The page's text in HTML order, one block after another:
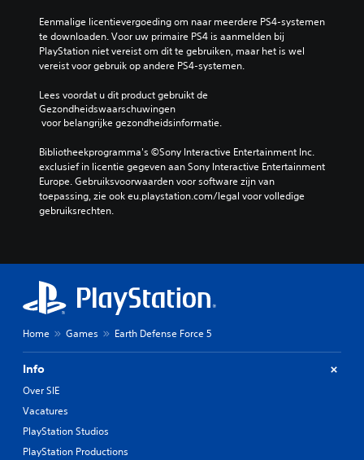
Eenmalige licentievergoeding om naar meerdere PS4-systemen
te downloaden. Voor uw primaire PS4 is aanmelden bij
PlayStation niet vereist om dit te gebruiken, maar het is wel
vereist voor gebruik op andere PS4-systemen.
Lees voordat u dit product gebruikt de
Gezondheidswaarschuwingen
voor belangrijke gezondheidsinformatie.
Bibliotheekprogramma's ©Sony Interactive Entertainment Inc.
exclusief in licentie gegeven aan Sony Interactive Entertainment
Europe. Gebruiksvoorwaarden voor software zijn van
toepassing, zie ook eu.playstation.com/legal voor volledige
gebruiksrechten.
Home Games Earth Defense Force 5
Info
Over SIE
Vacatures
PlayStation Studios
PlayStation Productions